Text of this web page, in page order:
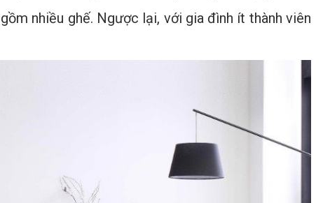
nhiều ghế. Ngược lại, với gia đình ít thành viên